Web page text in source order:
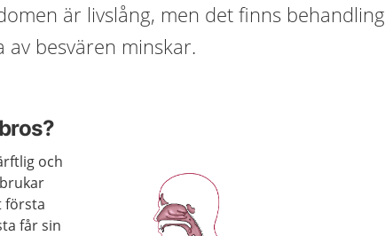
är livslång, men det finns behandling
besvären minskar.
och
första
får sin